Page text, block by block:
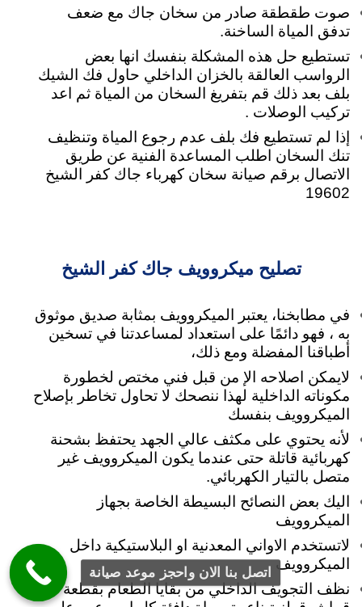
صوت طقطقة صادر من سخان جاك مع ضعف
تدفق المياة الساخنة.
تستطيع حل هذه المشكلة بنفسك انها بعض
الرواسب العالقة بالخزان الداخلي حاول فك الشيك
بلف بعد ذلك قم بتفريغ السخان من المياة ثم اعد
تركيب الوصلات .
إذا لم تستطيع فك بلف عدم رجوع المياة وتنظيف
تنك السخان اطلب المساعدة الفنية عن طريق
الاتصال برقم صيانة سخان كهرباء جاك كفر الشيخ
19602
تصليح ميكروويف جاك كفر الشيخ
في مطابخنا، يعتبر الميكروويف بمثابة صديق موثوق
به ، فهو دائمًا على استعداد لمساعدتنا في تسخين
أطباقنا المفضلة ومع ذلك،
لايمكن اصلاحه الإ من قبل فني مختص لخطورة
مكوناته الداخلية لهذا ننصحك لا تحاول تخاطر بإصلاح
الميكروويف بنفسك
لأنه يحتوي على مكثف عالي الجهد يحتفظ بشحنة
كهربائية قاتلة حتى عندما يكون الميكروويف غير
متصل بالتيار الكهربائي.
اليك بعض النصائح البسيطة الخاصة بجهاز
الميكروويف
لاتستخدم الاواني المعدنية او البلاستيكية داخل
الميكروويف
نظف التجويف الداخلي من بقايا الطعام بقطعة
اتصل بنا الان واحجز موعد صيانة